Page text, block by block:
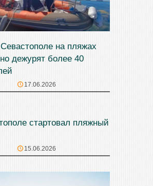
на пляжах
дежурят более 40
17.06.2026
стартовал пляжный
15.06.2026